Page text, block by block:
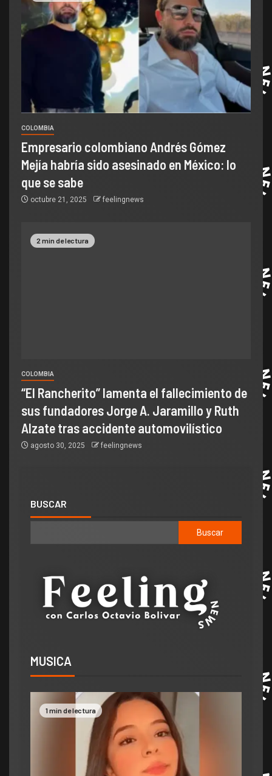
COLOMBIA
Empresario colombiano Andrés Gómez
Mejía habría sido asesinado en México: lo
que se sabe
octubre 21, 2025 feelingnews
2 min de lectura
COLOMBIA
“El Rancherito” lamenta el fallecimiento de
sus fundadores Jorge A. Jaramillo y Ruth
Alzate tras accidente automovilístico
agosto 30, 2025 feelingnews
BUSCAR
Buscar
MUSICA
2 min de lectura